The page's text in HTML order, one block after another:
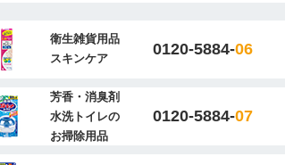
衛生雑貨用品
スキンケア
0120-5884-06
芳香・消臭剤
水洗トイレの
お掃除用品
0120-5884-07